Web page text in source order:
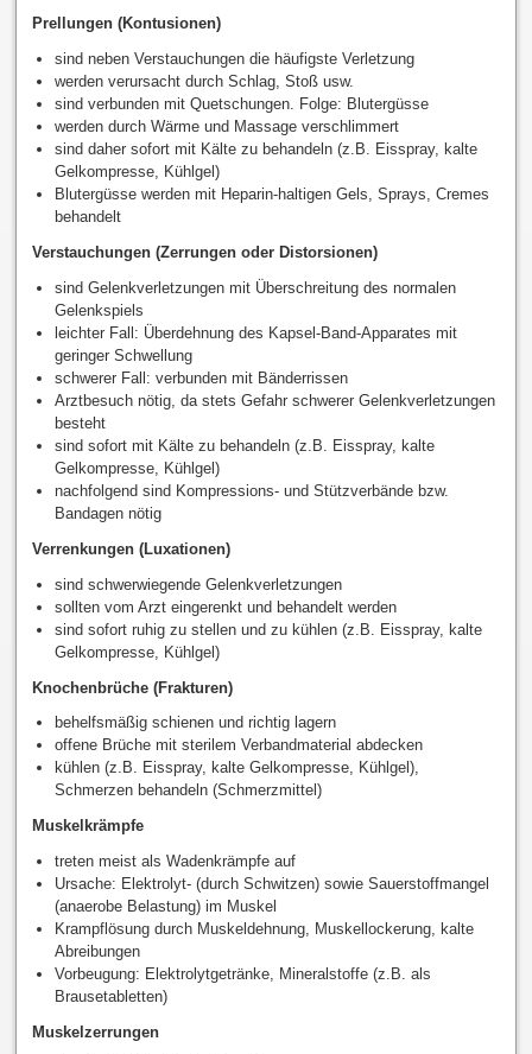
Prellungen (Kontusionen)
sind neben Verstauchungen die häufigste Verletzung
werden verursacht durch Schlag, Stoß usw.
sind verbunden mit Quetschungen. Folge: Blutergüsse
werden durch Wärme und Massage verschlimmert
sind daher sofort mit Kälte zu behandeln (z.B. Eisspray, kalte
Gelkompresse, Kühlgel)
Blutergüsse werden mit Heparin-haltigen Gels, Sprays, Cremes
behandelt
Verstauchungen (Zerrungen oder Distorsionen)
sind Gelenkverletzungen mit Überschreitung des normalen
Gelenkspiels
leichter Fall: Überdehnung des Kapsel-Band-Apparates mit
geringer Schwellung
schwerer Fall: verbunden mit Bänderrissen
Arztbesuch nötig, da stets Gefahr schwerer Gelenkverletzungen
besteht
sind sofort mit Kälte zu behandeln (z.B. Eisspray, kalte
Gelkompresse, Kühlgel)
nachfolgend sind Kompressions- und Stützverbände bzw.
Bandagen nötig
Verrenkungen (Luxationen)
sind schwerwiegende Gelenkverletzungen
sollten vom Arzt eingerenkt und behandelt werden
sind sofort ruhig zu stellen und zu kühlen (z.B. Eisspray, kalte
Gelkompresse, Kühlgel)
Knochenbrüche (Frakturen)
behelfsmäßig schienen und richtig lagern
offene Brüche mit sterilem Verbandmaterial abdecken
kühlen (z.B. Eisspray, kalte Gelkompresse, Kühlgel),
Schmerzen behandeln (Schmerzmittel)
Muskelkrämpfe
treten meist als Wadenkrämpfe auf
Ursache: Elektrolyt- (durch Schwitzen) sowie Sauerstoffmangel
(anaerobe Belastung) im Muskel
Krampflösung durch Muskeldehnung, Muskellockerung, kalte
Abreibungen
Vorbeugung: Elektrolytgetränke, Mineralstoffe (z.B. als
Brausetabletten)
Muskelzerrungen